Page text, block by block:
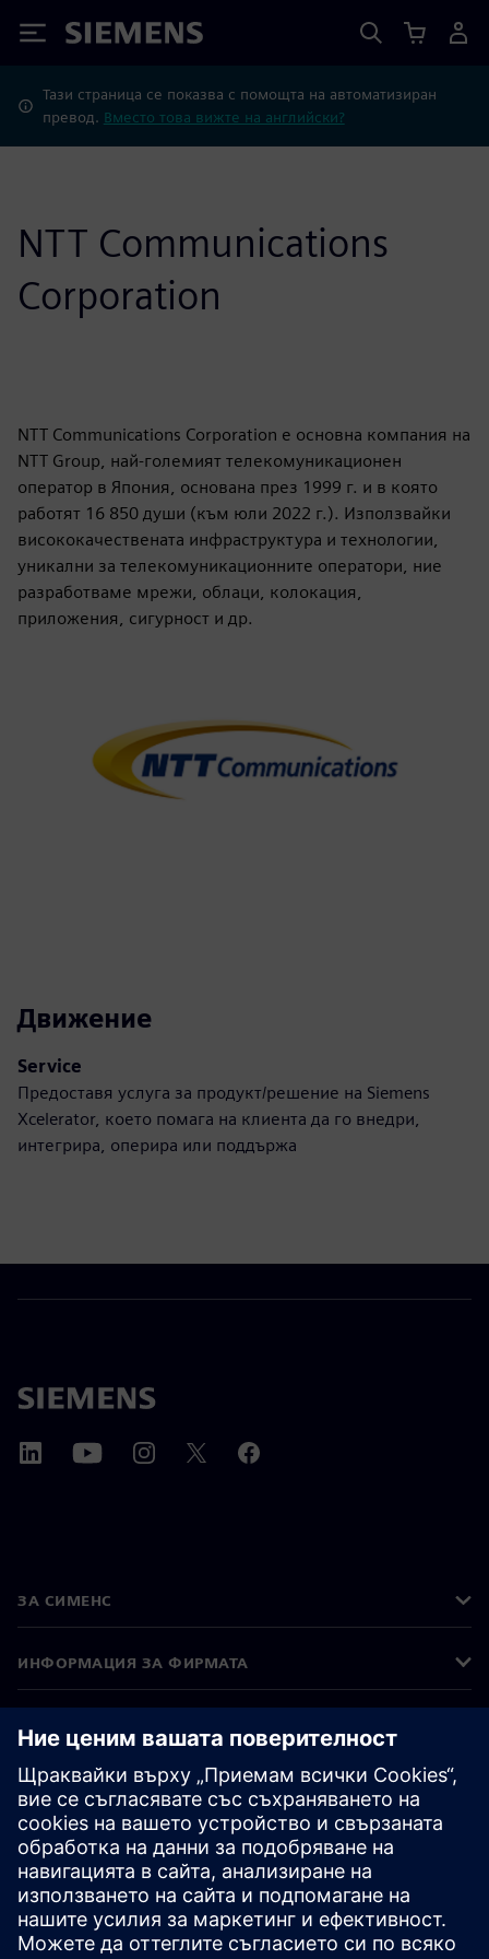
Siemens
Тази страница се показва с помощта на автоматизиран
превод. Вместо това вижте на английски?
NTT Communications
Corporation
NTT Communications Corporation е основна компания на
NTT Group, най-големият телекомуникационен
оператор в Япония, основана през 1999 г. и в която
работят 16 850 души (към юли 2022 г.). Използвайки
висококачествената инфраструктура и технологии,
уникални за телекомуникационните оператори, ние
разработваме мрежи, облаци, колокация,
приложения, сигурност и др.
Движение
Service
Предоставя услуга за продукт/решение на Siemens
Xcelerator, което помага на клиента да го внедри,
интегрира, оперира или поддържа
ЗА СИМЕНС
ИНФОРМАЦИЯ ЗА ФИРМАТА
КАРИЕРИ
©Siemens2026
Корпоративна информация